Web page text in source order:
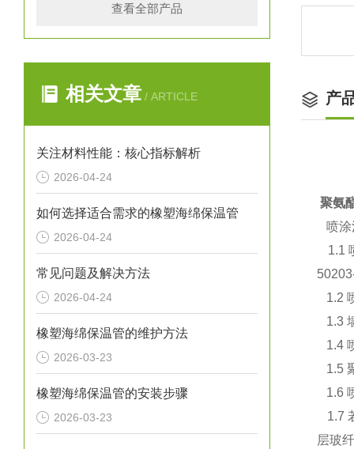
查看全部产品
相关文章 / ARTICLE
关注材料性能：核心指标解析
2026-04-24
如何选择适合需求的橡塑海绵保温管
2026-04-24
常见问题及解决方法
2026-04-24
橡塑海绵保温管的维护方法
2026-03-23
橡塑海绵保温管的安装步骤
2026-03-23
产
聚氨
喷涂
1.1
1.2
1.3
1.4
1.5
1.6
1.7
层玻